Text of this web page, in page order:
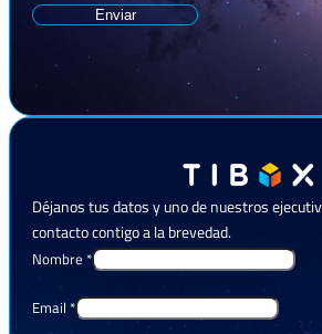
Enviar
Déjanos tus datos y uno de nuestros
contacto contigo a la brevedad.
Rut
¿Cómo
Nombre *
Email *